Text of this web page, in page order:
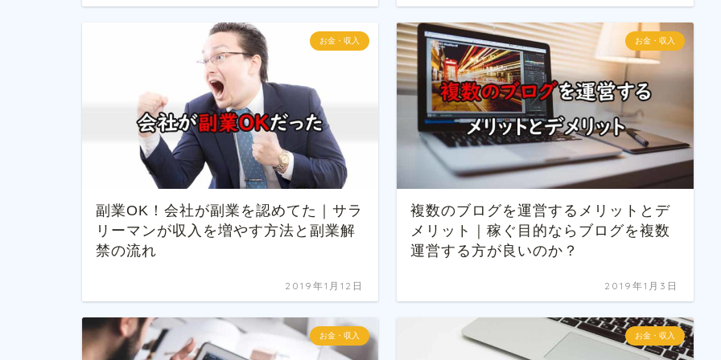
お金・収入
副業OK！会社が副業を認めてた｜サラ
リーマンが収入を増やす方法と副業解
禁の流れ
2019年1月12日
お金・収入
複数のブログを運営するメリットとデ
メリット｜稼ぐ目的ならブログを複数
運営する方が良いのか？
2019年1月3日
お金・収入 お金・収入